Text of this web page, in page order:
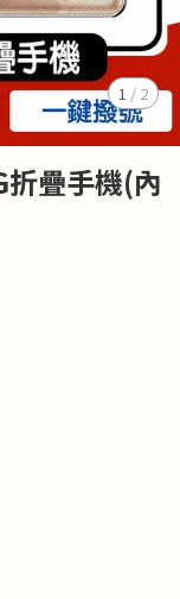
1 / 2
疊手機(內